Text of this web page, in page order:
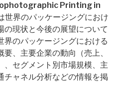
Printing in
界のパッケージングにおけ
の現状と今後の展望について
界のパッケージングにおける
、主要企業の動向（売上、
、セグメント別市場規模、主
チャネル分析などの情報を掲